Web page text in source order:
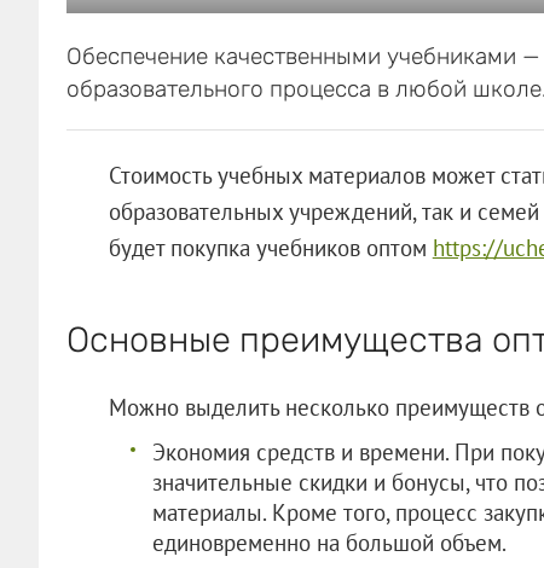
Обеспечение качественными учебниками
образовательного процесса в любой школе.
Стоимость учебных материалов может
образовательных учреждений, так и
будет покупка учебников оптом https://
Основные преимущества
Можно выделить несколько преимуществ
Экономия средств и времени. При
значительные скидки и бонусы, что
материалы. Кроме того, процесс
единовременно на большой объем.